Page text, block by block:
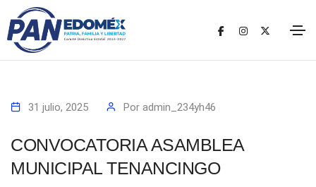
31 julio, 2025 Por admin_234yh46
CONVOCATORIA ASAMBLEA
MUNICIPAL TENANCINGO